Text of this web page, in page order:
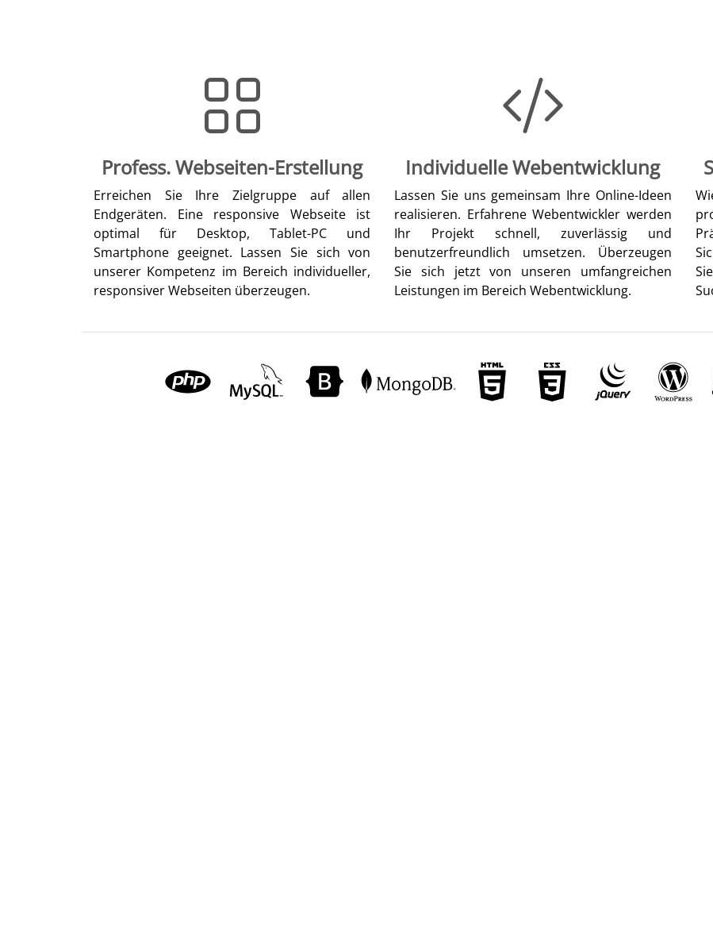
Profess. Webseiten-Erstellung
Erreichen Sie Ihre Zielgruppe auf allen
Endgeräten. Eine responsive Webseite ist
optimal für Desktop, Tablet-PC und
Smartphone geeignet. Lassen Sie sich von
unserer Kompetenz im Bereich individueller,
responsiver Webseiten überzeugen.
Individuelle Webentwicklung
Lassen Sie uns gemeinsam Ihre Online-Ideen
realisieren. Erfahrene Webentwickler werden
Ihr Projekt schnell, zuverlässig und
benutzerfreundlich umsetzen. Überzeugen
Sie sich jetzt von unseren umfangreichen
Leistungen im Bereich Webentwicklung.